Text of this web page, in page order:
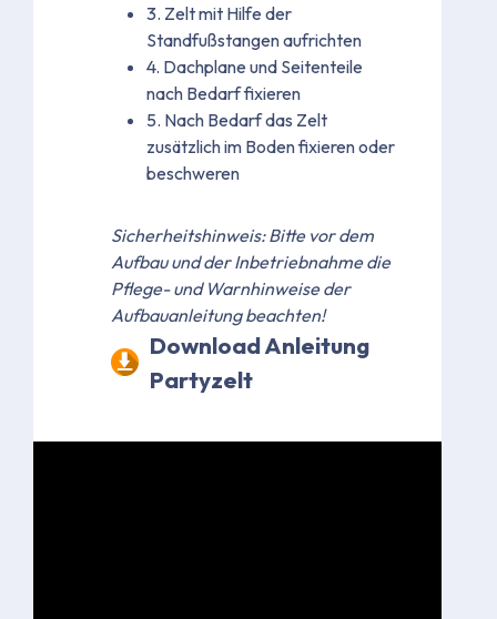
3. Zelt mit Hilfe der
Standfußstangen aufrichten
4. Dachplane und Seitenteile
nach Bedarf fixieren
5. Nach Bedarf das Zelt
zusätzlich im Boden fixieren oder
beschweren
Sicherheitshinweis: Bitte vor dem
Aufbau und der Inbetriebnahme die
Pflege- und Warnhinweise der
Aufbauanleitung beachten!
Download Anleitung
Partyzelt